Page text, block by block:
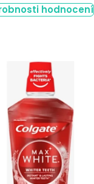
hodnocení